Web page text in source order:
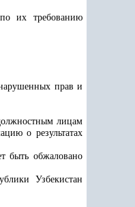
их требованию
прав и
лицам
о результатах
быть обжаловано
Узбекистан